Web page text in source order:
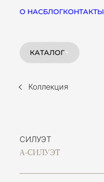
О НАСБЛОГКОНТАКТЫ
КАТАЛОГ
Коллекция
СИЛУЭТ
А-СИЛУЭТ